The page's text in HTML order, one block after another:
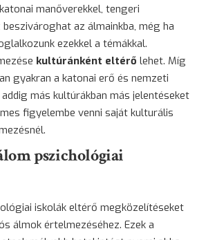
manőverekkel, tengeri
az álmainkba, még ha
ezekkel a témákkal.
kultúránként eltérő lehet. Míg
gyakran a katonai erő és nemzeti
más kultúrákban más jelentéseket
figyelembe venni saját kulturális
pszichológiai
iskolák eltérő megközelítéseket
álmok értelmezéséhez. Ezek a